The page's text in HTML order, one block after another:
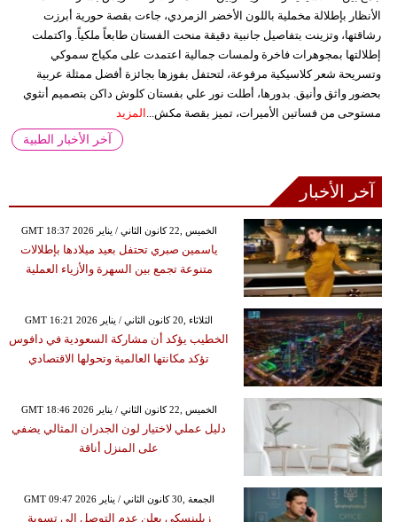
الأنظار بإطلالة مخملية باللون الأخضر الزمردي، جاءت بقصة حورية أبرزت
رشاقتها، وتزينت بتفاصيل جانبية دقيقة منحت الفستان طابعاً ملكياً. واكتملت
إطلالتها بمجوهرات فاخرة ولمسات جمالية اعتمدت على مكياج سموكي
وتسريحة شعر كلاسيكية مرفوعة، لتحتفل بفوزها بجائزة أفضل ممثلة عربية
بحضور واثق وأنيق. بدورها، أطلت نور علي بفستان كلوش داكن بتصميم أنثوي
مستوحى من فساتين الأميرات، تميز بقصة مكش... المزيد
آخر الأخبار الطبية
آخر الأخبار
GMT 18:37 2026 الخميس ,22 كانون الثاني / يناير
ياسمين صبري تحتفل بعيد ميلادها بإطلالات
متنوعة تجمع بين السهرة والأزياء العملية
GMT 16:21 2026 الثلاثاء ,20 كانون الثاني / يناير
الخطيب يؤكد أن مشاركة السعودية في دافوس
تؤكد مكانتها العالمية وتحولها الاقتصادي
GMT 18:46 2026 الخميس ,22 كانون الثاني / يناير
دليل عملي لاختيار لون الجدران المثالي يضفي
على المنزل أناقة
GMT 09:47 2026 الجمعة ,30 كانون الثاني / يناير
زيلينسكي يعلن عدم التوصل إلى تسوية